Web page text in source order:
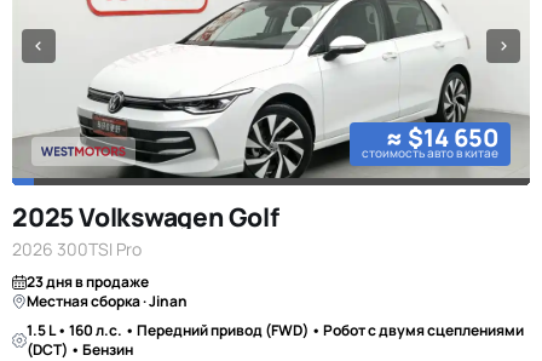
≈ $14 650
стоимость авто в китае
2025 Volkswagen Golf
2026 300TSI Pro
23 дня в продаже
Местная сборка · Jinan
1.5 L • 160 л.с. • Передний привод (FWD) • Робот с двумя сцеплениями
(DCT) • Бензин